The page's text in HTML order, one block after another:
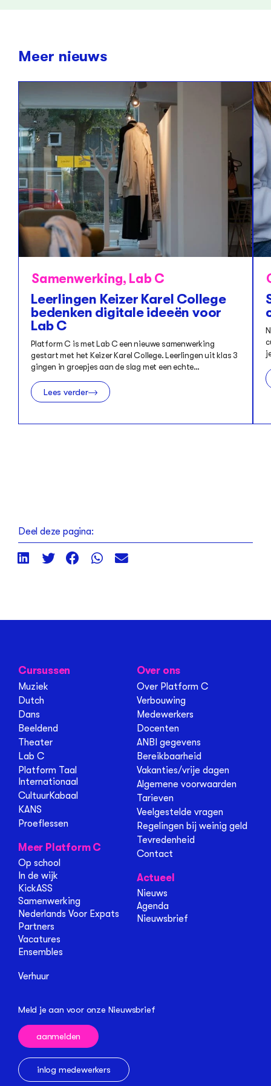
Meer nieuws
Samenwerking, Lab C
Leerlingen Keizer Karel College
bedenken digitale ideeën voor
Lab C
Platform C is met Lab C een nieuwe samenwerking
gestart met het Keizer Karel College. Leerlingen uit klas 3
gingen in groepjes aan de slag met een echte…
Lees verder
Deel deze pagina:
Cursussen
Muziek
Dutch
Dans
Beeldend
Theater
Lab C
Platform Taal
Internationaal
CultuurKabaal
KANS
Proeflessen
Meer Platform C
Op school
In de wijk
KickASS
Samenwerking
Nederlands Voor Expats
Partners
Vacatures
Ensembles
Verhuur
Over ons
Over Platform C
Verbouwing
Medewerkers
Docenten
ANBI gegevens
Bereikbaarheid
Vakanties/vrije dagen
Algemene voorwaarden
Tarieven
Veelgestelde vragen
Regelingen bij weinig geld
Tevredenheid
Contact
Actueel
Nieuws
Agenda
Nieuwsbrief
Meld je aan voor onze Nieuwsbrief
aanmelden
inlog medewerkers